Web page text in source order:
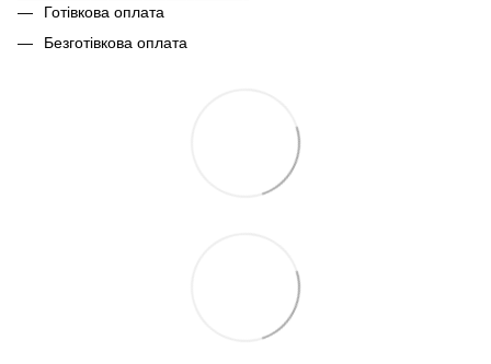
Готівкова оплата
Безготівкова оплата